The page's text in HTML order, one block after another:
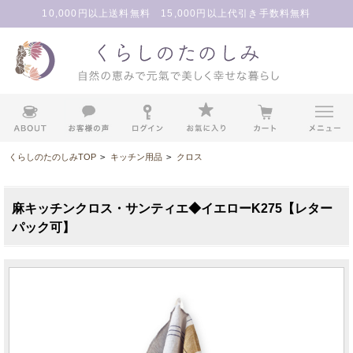
10,000円以上送料無料 15,000円以上代引き手数料無料
くらしのたのしみTOP > キッチン用品 > クロス
麻キッチンクロス・サンティエ◆イエローK275【レター
パック可】